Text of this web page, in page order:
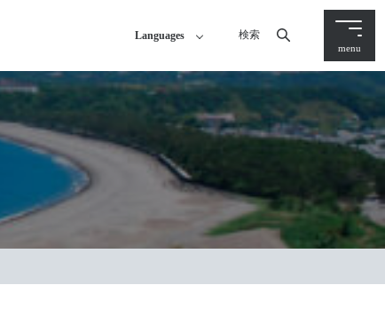
Languages 検索
menu